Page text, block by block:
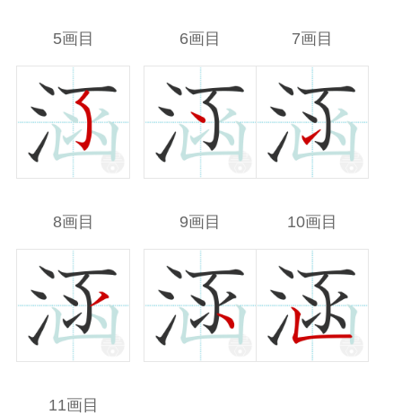
5画目 6画目 7画目
8画目 9画目 10画目
11画目